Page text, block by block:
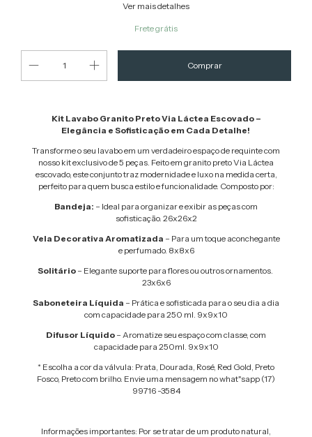
Ver mais detalhes
Frete grátis
Kit Lavabo Granito Preto Via Láctea Escovado –
Elegância e Sofisticação em Cada Detalhe!
Transforme o seu lavabo em um verdadeiro espaço de requinte com
nosso kit exclusivo de 5 peças. Feito em granito preto Via Láctea
escovado, este conjunto traz modernidade e luxo na medida certa,
perfeito para quem busca estilo e funcionalidade. Composto por:
Bandeja: – Ideal para organizar e exibir as peças com
sofisticação. 26x26x2
Vela Decorativa Aromatizada – Para um toque aconchegante
e perfumado. 8x8x6
Solitário – Elegante suporte para flores ou outros ornamentos.
23x6x6
Saboneteira Líquida – Prática e sofisticada para o seu dia a dia
com capacidade para 250 ml. 9x9x10
Difusor Líquido – Aromatize seu espaço com classe, com
capacidade para 250ml. 9x9x10
* Escolha a cor da válvula: Prata, Dourada, Rosé, Red Gold, Preto
Fosco, Preto com brilho. Envie uma mensagem no what"sapp (17)
99716 -3584
Informações importantes: Por se tratar de um produto natural,